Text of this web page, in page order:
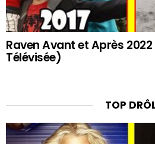
Raven Avant et Après
Télévisée)
TOP